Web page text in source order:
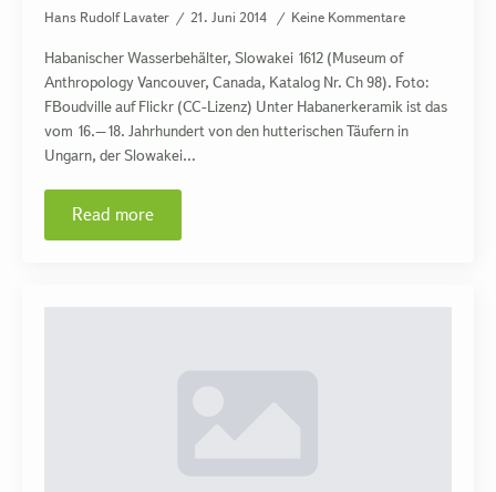
Hans Rudolf Lavater 21. Juni 2014 Keine Kommentare
Habanischer Wasserbehälter, Slowakei 1612 (Museum of
Anthropology Vancouver, Canada, Katalog Nr. Ch 98). Foto:
FBoudville auf Flickr (CC-Lizenz) Unter Habanerkeramik ist das
vom 16.–18. Jahrhundert von den hutterischen Täufern in
Ungarn, der Slowakei…
Read more